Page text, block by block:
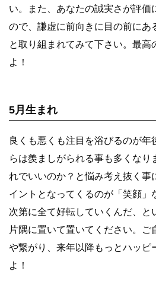
い。また、あなたの誠実さが評価
ので、謙虚に前向きに目の前にあ
と取り組まれてみて下さい。最高
よ！
5月生まれ
良くも悪くも注目を浴びるのが年
らは羨ましがられる事も多くなり
れでいいのか？と悩み考え抜く事
イントとなってくるのが「笑顔」
次第に全て好転していくんだ、と
片隅に置いて置いてください。
や繋がり、来年以降もっとハッピ
よ！